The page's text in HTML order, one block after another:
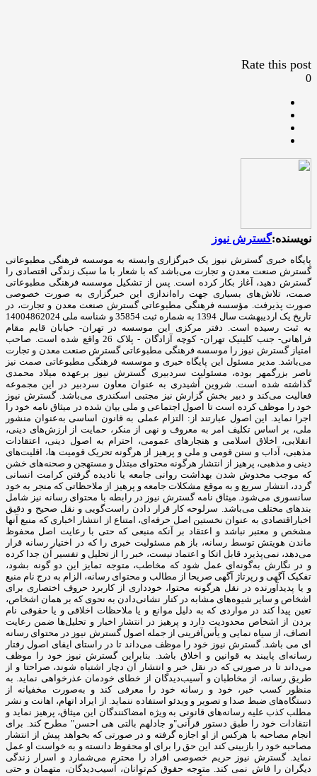
Rate this post
0
نویسنده:گسترش نیوز
پایگاه خبری گسترش نیوز یک خبرگزاری وابسته به موسسه فرهنگی مطبوعاتی
گسترش صنعت معدن و تجارت می‌باشد که با شعار با ما سبک زندگی اقتصادی را
گسترش دهید، آغاز بکار کرده است. پس از تشکیل موسسه فرهنگی مطبوعاتی
صمت، تلاش‌های بسیاری جهت راه‌اندازی این خبرگزاری به صورت خصوصی
صورت پذیرفت. مؤسسه فرهنگی مطبوعاتی گسترش صنعت معدن و تجارت، در
تاریخ یک اردیبهشت سال 1394 به شماره ثبت 35854 و شناسه ملی 14004862024
به ثبت رسیده است. دفتر مرکزی این موسسه در تهران- خیابان قایم مقام
فراهانی- جنب کلینیک تهران- کوچه آزادگان - پلاک 26 واقع شده است. صاحب
امتیاز گسترش نیوز را موسسه فرهنگی مطبوعاتی گسترش صنعت معدن و تجارت
می‌باشد. مدیر مسئول این پایگاه خبری و موسسه فرهنگی مطبوعاتی صمت نیز
ناصر بزرگمهر بوده، مسئولیت سردبیری گسترش نیوز برعهده میلاد محمدی
گذاشته شده است. شروین اُشیدری به عنوان معاون سردبیر در این مجموعه
فعالیت می‌کند و دبیر بخش گزارش نیز مجتبی اسکندری می‌باشد. گسترش نیوز
خود را موظف کرده است تا اصول اجتماعی و ملی بیان شده در میثاق نامه خود را
اجرا نماید. این اصول عبارتند از: التزام عملی به قانون اساسی به‌عنوان منشور
ملی، بر اساس تکلیف امر به‌ معروف و نهی از منکر، حمایت از ارزش‌های دینی،
انقلابی، اخلاق اسلامی و هنجارهای عمومی، احترام به اصول دینی، اعتقادات
مذهبی، آداب و سنن قومی و ملی و ‌پرهیز از هرگونه تحریک قومیت ‌ها، اقلیت‌های
دینی و مذهبی، پرهیز از انتشار هرگونه محتوای مبتذل و مستهجن و صحنه‌های خشن
که موجب مخدوش شدن بهداشت روانی جامعه یا نادیده گرفتن کرامت انسانی
گردد، انتشار سریع و به‌ موقع مشکلات جامعه و پرهیز از ملاحظاتی که منجر به خود
سانسوری می‌شود. میثاق نامه گسترش نیوز در رابطه با محتوای رسانه نیز شامل
بندهای مختلف می‌باشد. سرلوحه کار قرار دادن راست‌گویی و نقل صحیح و دقیق
اخباراقتصادی به ‌عنوان نخستین اصل حرفه‌ای، امتناع از انتشار اخباری که منبع آنها
مشخص و معتبر نباشد و اعتقاد بر آنکه منبعی که حتی با رعایت اصل محفوظ
ماندن هویتش توسط رسانه، باز هم مسئولیت خبری را که در اختیار رسانه قرار
می‌دهد، نمی‌پذیرد قابل اتکا و اعتماد نیست، خبر را از تحلیل و تفسیر آن جدا کرده
و در نگارش به‌گونه‌ای عمل شود که مخاطب، متوجه تمایز این دو گونه بشود،
تفکیک آگهی و رپرتاژ آگهی صریحا از مطالب و محتوای رسانه، الزام به درج نام منبع
و یا پدیدآورنده در نقل هرگونه محتوا، خودداری از کاربرد حروف اختصاری برای
اشخاص و سایر شیوه‌های مشابه در کنار نشانی‌دادن به نحوی که بر همان اشخاص،
تعین پیدا کند در مواردی که به دلیل موانع و یا ملاحظات اخلاقی و یا حقوقی نام
بردن از اشخاص محدودیت دارد و پرهیز در انتشار اخبار و تحلیل‌ها ضمن رعایت
انصاف، از سیاه ‌نمایی و یأس‌آفرینی از جمله اصول گسترش نیوز در محتوای رسانه
ای می باشد. گسترش نیوز خود را موظف می‌داند تا در راستای ایفای اصول رفتار
رسانه‌ای پایبند به قوانین و اخلاق باشد. بنابراین گسترش نیوز خود را موظف
می‌داند تا در صورتی که در نقل خبر و انتشار آن دچار اشتباه شوند، صراحتا و از
طریق رسانه، از مخاطبان و آسیب‌دیدگان از خطای خودمان عذرخواهی نماید. به
منظور کسب خبر، خود و رسانه خود را معرفی کند و به‌صورت مخفیانه از
دستگاه‌های ضبط صدا و تصویر و ویدئو استفاده ننماید. از ایراد اتهام، اهانت و نشر
مطلب کذب علیه رسانه‌های قانونی به ‌ویژه امضاکنندگان این میثاق، پرهیز نماید و
انتقادات‌ خود را طبق دستور قرآنی"و جادلهم بالتی هی احسن" مطرح کند. برای
انجام مصاحبه با هرکس از او اجازه گرفته و در صورتی که بخواهد پیش از انتشار
مصاحبه خود را بازبینی کند این حق را برای او محفوظ دانسته و به خواست او عمل
نماید. گسترش نیوز حریم خصوصی افراد را محترم می‌شمارد و اسرار زندگی
دیگران را فاش نمی کند. متوجه حقوق کم‌توانان، آسیب‌دیدگان، متهمان و حتی